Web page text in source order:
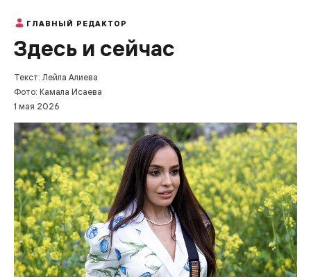
ГЛАВНЫЙ РЕДАКТОР
Здесь и сейчас
Текст: Лейла Алиева
Фото: Камала Исаева
1 мая 2026